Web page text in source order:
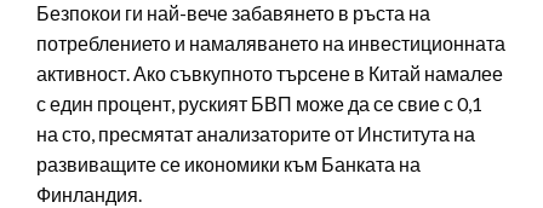
Безпокои ги най-вече забавянето в ръста на
потреблението и намаляването на инвестиционната
активност. Ако съвкупното търсене в Китай намалее
с един процент, руският БВП може да се свие с 0,1
на сто, пресмятат анализаторите от Института на
развиващите се икономики към Банката на
Финландия.